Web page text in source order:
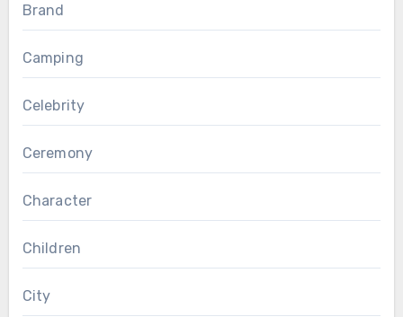
Brand
Camping
Celebrity
Ceremony
Character
Children
City